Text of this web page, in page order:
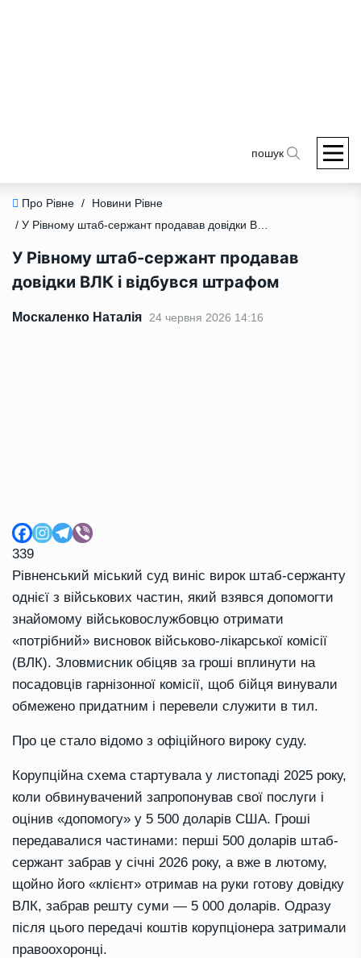
пошук
Про Рівне /
Новини Рівне
/ У Рівному штаб-сержант продавав довідки ВЛК і відбувся штрафом
У Рівному штаб-сержант продавав
довідки ВЛК і відбувся штрафом
Москаленко Наталія 24 червня 2026 14:16
339
Рівненський міський суд виніс вирок штаб-сержанту
однієї з військових частин, який взявся допомогти
знайомому військовослужбовцю отримати
«потрібний» висновок військово-лікарської комісії
(ВЛК). Зловмисник обіцяв за гроші вплинути на
посадовців гарнізонної комісії, щоб бійця винували
обмежено придатним і перевели служити в тил.
Про це стало відомо з офіційного вироку суду.
Корупційна схема стартувала у листопаді 2025 року,
коли обвинувачений запропонував свої послуги і
оцінив «допомогу» у 5 500 доларів США. Гроші
передавалися частинами: перші 500 доларів штаб-
сержант забрав у січні 2026 року, а вже в лютому,
щойно його «клієнт» отримав на руки готову довідку
ВЛК, забрав решту суми — 5 000 доларів. Одразу
після цього передачі коштів корупціонера затримали
правоохоронці.